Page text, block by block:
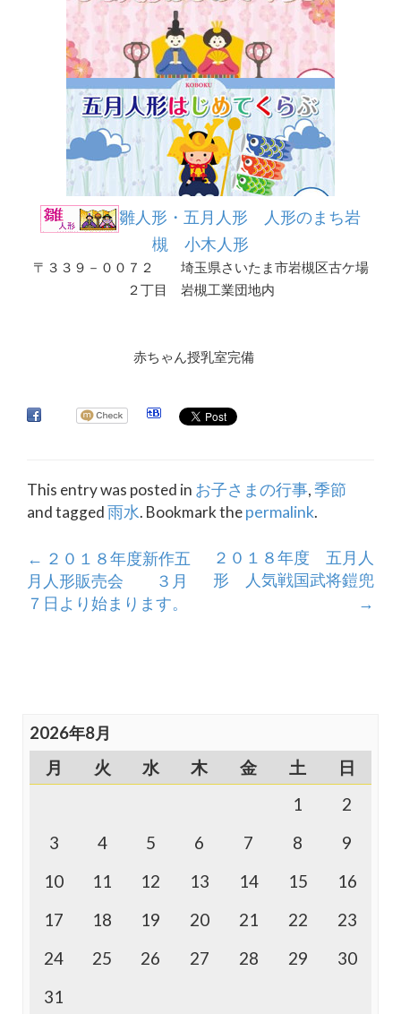
雛人形・五月人形 人形のまち岩
槻 小木人形
〒３３９－００７２ 埼玉県さいたま市岩槻区古ケ場
２丁目 岩槻工業団地内
赤ちゃん授乳室完備
This entry was posted in お子さまの行事,季節
and tagged雨水. Bookmark thepermalink.
Post
navigation
← ２０１８年度新作五
月人形販売会 ３月
７日より始まります。
２０１８年度 五月人
形 人気戦国武将鎧兜
→
2026年8月
月 火 水 木 金 土
日
1
2
3
4 5 6 7 8
9
10
11 12 13 14 15
16
17
18 19 20 21 22
23
24
25 26 27 28 29
30
31